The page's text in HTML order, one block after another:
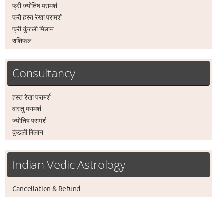
फ्री ज्योतिष परामर्श
फ्री हस्त रेखा परामर्श
फ्री कुंडली मिलान
राशिफल
Consultancy
हस्त रेखा परामर्श
वास्तु परामर्श
ज्योतिष परामर्श
कुंडली मिलान
Indian Vedic Astrology
Cancellation & Refund